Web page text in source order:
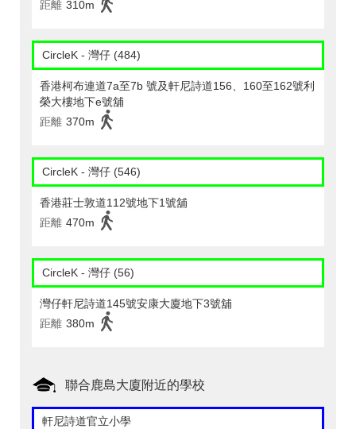
距離 310m
CircleK - 灣仔 (484)
香港柯布連道7a至7b 號及軒尼詩道156、160至162號利
榮大樓地下e號舖
距離 370m
CircleK - 灣仔 (546)
香港莊士敦道112號地下1號舖
距離 470m
CircleK - 灣仔 (56)
灣仔軒尼詩道145號安康大廈地下3號舖
距離 380m
聯合鹿島大廈附近的學校
軒尼詩道官立小學